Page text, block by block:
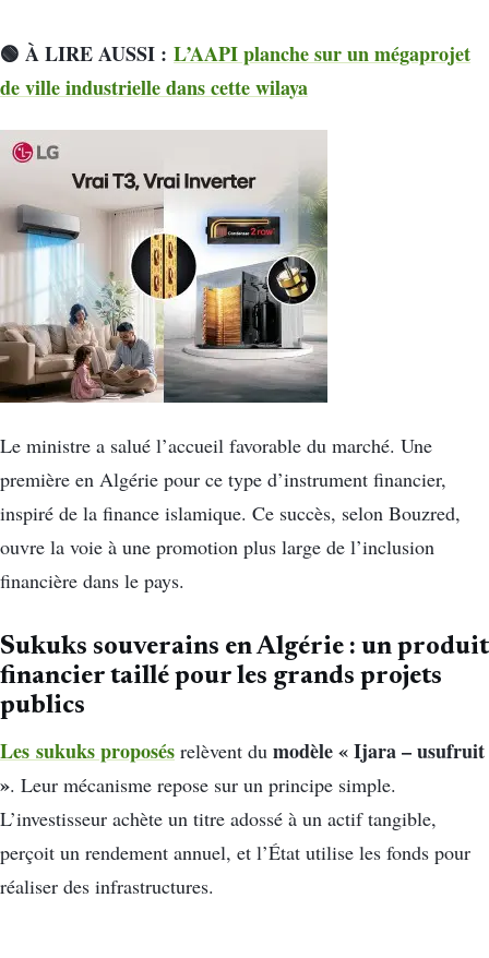
🟢 À LIRE AUSSI : L’AAPI planche sur un mégaprojet
de ville industrielle dans cette wilaya
Le ministre a salué l’accueil favorable du marché. Une
première en Algérie pour ce type d’instrument financier,
inspiré de la finance islamique. Ce succès, selon Bouzred,
ouvre la voie à une promotion plus large de l’inclusion
financière dans le pays.
Sukuks souverains en Algérie : un produit
financier taillé pour les grands projets
publics
Les sukuks proposés relèvent du modèle « Ijara – usufruit
». Leur mécanisme repose sur un principe simple.
L’investisseur achète un titre adossé à un actif tangible,
perçoit un rendement annuel, et l’État utilise les fonds pour
réaliser des infrastructures.